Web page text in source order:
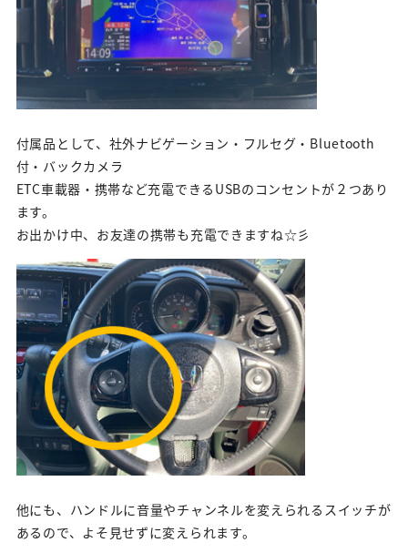
付属品として、社外ナビゲーション・フルセグ・Bluetooth
付・バックカメラ
ETC車載器・携帯など充電できるUSBのコンセントが２つあり
ます。
お出かけ中、お友達の携帯も充電できますね☆彡
他にも、ハンドルに音量やチャンネルを変えられるスイッチが
あるので、よそ見せずに変えられます。